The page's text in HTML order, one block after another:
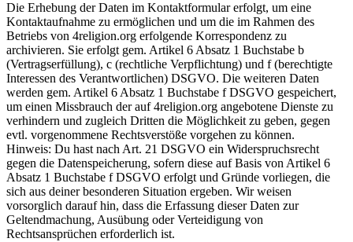
Die Erhebung der Daten im Kontaktformular erfolgt, um eine
Kontaktaufnahme zu ermöglichen und um die im Rahmen des
Betriebs von 4religion.org erfolgende Korrespondenz zu
archivieren. Sie erfolgt gem. Artikel 6 Absatz 1 Buchstabe b
(Vertragserfüllung), c (rechtliche Verpflichtung) und f (berechtigte
Interessen des Verantwortlichen) DSGVO. Die weiteren Daten
werden gem. Artikel 6 Absatz 1 Buchstabe f DSGVO gespeichert,
um einen Missbrauch der auf 4religion.org angebotene Dienste zu
verhindern und zugleich Dritten die Möglichkeit zu geben, gegen
evtl. vorgenommene Rechtsverstöße vorgehen zu können.
Hinweis: Du hast nach Art. 21 DSGVO ein Widerspruchsrecht
gegen die Datenspeicherung, sofern diese auf Basis von Artikel 6
Absatz 1 Buchstabe f DSGVO erfolgt und Gründe vorliegen, die
sich aus deiner besonderen Situation ergeben. Wir weisen
vorsorglich darauf hin, dass die Erfassung dieser Daten zur
Geltendmachung, Ausübung oder Verteidigung von
Rechtsansprüchen erforderlich ist.